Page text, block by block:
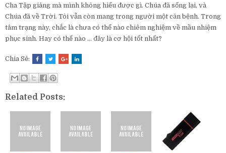
Cha Tập giảng mà mình không hiểu được gì. Chúa đã sống lại, và
Chúa đã về Trời. Tôi vẫn còn mang trong người một căn bệnh. Trong
tâm trạng này, chắc là chưa có thể nào chiêm nghiệm về mầu nhiệm
phục sinh. Hay có thể nào … đây là cơ hội tốt nhất?
Chia Sẻ:
Related Posts: